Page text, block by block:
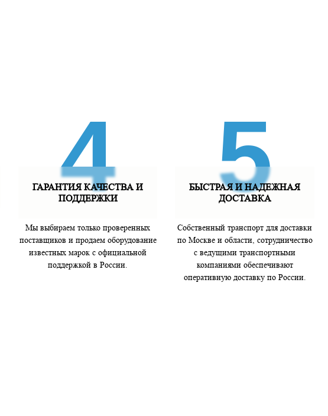
4
ГАРАНТИЯ КАЧЕСТВА И
ПОДДЕРЖКИ
Мы выбираем только проверенных
поставщиков и продаем оборудование
известных марок с официальной
поддержкой в России.
5
БЫСТРАЯ И НАДЕЖНАЯ
ДОСТАВКА
Собственный транспорт для доставки
по Москве и области, сотрудничество
с ведущими транспортными
компаниями обеспечивают
оперативную доставку по России.